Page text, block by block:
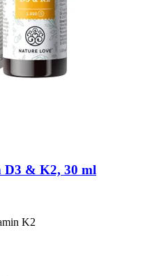
D3 & K2, 30 ml
K2